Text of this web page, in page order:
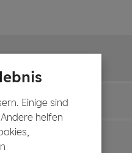
Einige sind
helfen